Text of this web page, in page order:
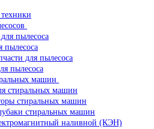
пылесоса
для пылесоса
пылесоса
машин
стиральных машин
стиральных машин
стиральных машин
наливной (КЭН)